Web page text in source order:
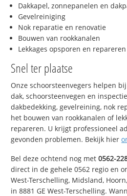
Dakkapel, zonnepanelen en
Gevelreiniging
Nok reparatie en renovatie
Bouwen van rookkanalen
Lekkages opsporen en repareren
Snel ter plaatse
Onze schoorsteenvegers helpen
dak, schoorsteenvegen en
dakbedekking, gevelreining, nok
het bouwen van rookkanalen of
repareren. U krijgt professioneel
gevonden problemen. Bekijk hier
Bel deze ochtend nog met0562-
direct in de gehele 0562 regio en
West-Terschelling, Midsland,
in 8881 GE West-Terschelling.